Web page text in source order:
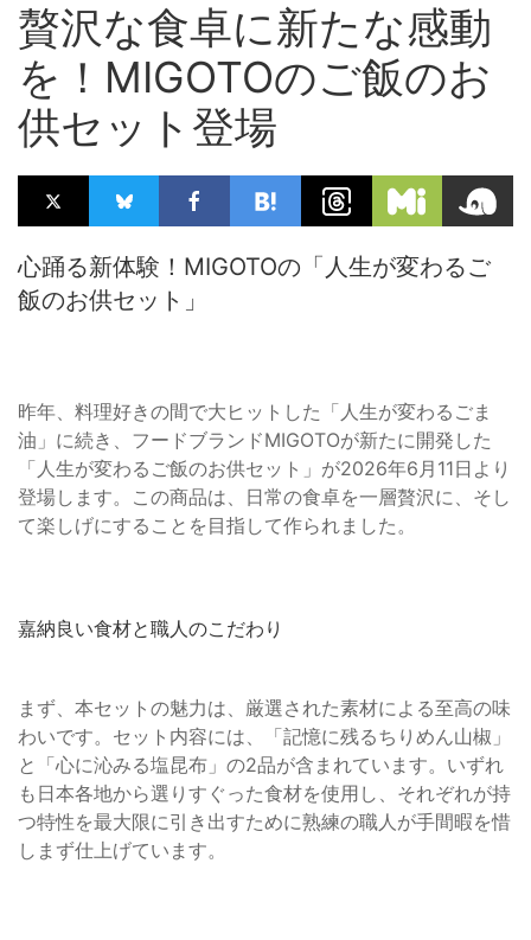
贅沢な食卓に新たな感動
を！MIGOTOのご飯のお
供セット登場
心踊る新体験！MIGOTOの「人生が変わるご
飯のお供セット」
昨年、料理好きの間で大ヒットした「人生が変わるごま
油」に続き、フードブランドMIGOTOが新たに開発した
「人生が変わるご飯のお供セット」が2026年6月11日より
登場します。この商品は、日常の食卓を一層贅沢に、そし
て楽しげにすることを目指して作られました。
嘉納良い食材と職人のこだわり
まず、本セットの魅力は、厳選された素材による至高の味
わいです。セット内容には、「記憶に残るちりめん山椒」
と「心に沁みる塩昆布」の2品が含まれています。いずれ
も日本各地から選りすぐった食材を使用し、それぞれが持
つ特性を最大限に引き出すために熟練の職人が手間暇を惜
しまず仕上げています。